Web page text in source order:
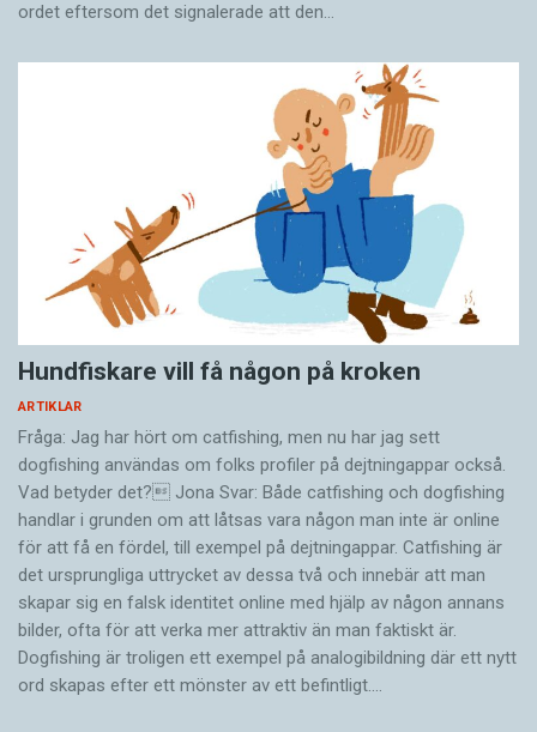
ordet eftersom det ­signalerade att den…
Hundfiskare vill få någon på kroken
ARTIKLAR
Fråga: Jag har hört om catfishing, men nu har jag sett
dogfishing användas om folks profiler på dejtningappar också.
Vad betyder det? Jona Svar: Både catfishing och dogfishing
handlar i grunden om att låtsas vara någon man inte är online
för att få en fördel, till exempel på dejtningappar. Catfishing är
det ursprungliga uttrycket av dessa två och innebär att man
skapar sig en falsk identitet online med hjälp av någon annans
bilder, ofta för att verka mer attraktiv än man faktiskt är.
Dogfishing är troligen ett exempel på analogibildning där ett nytt
ord skapas efter ett mönster av ett befintligt.…